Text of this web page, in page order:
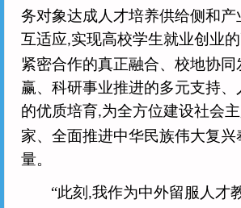
注册
务对象达成人才培养供给侧和产
互适应,实现高校学生就业创业
紧密合作的真正融合、校地协
赢、科研事业推进的多元支持、
的优质培育,为全方位建设社会
家、全面推进中华民族伟大复兴
量。
“此刻 ,我作为中外留服人才